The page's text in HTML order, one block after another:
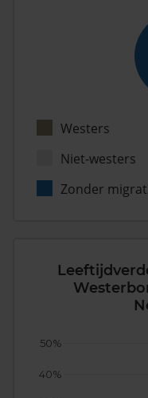
Westers
Niet-westers
Zonder
40%
50%